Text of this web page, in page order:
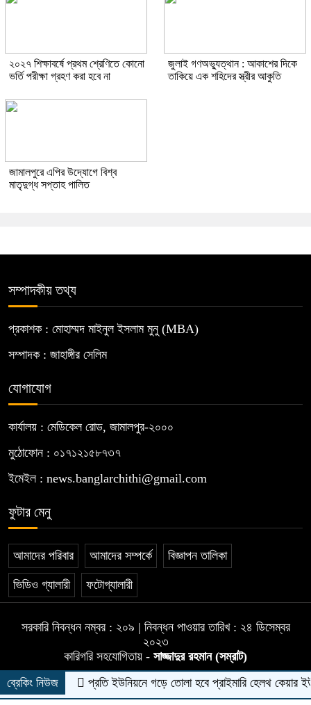
২০২৭ শিক্ষাবর্ষে প্রথম শ্রেণিতে কোনো
ভর্তি পরীক্ষা গ্রহণ করা হবে না
জুলাই গণঅভ্যুত্থান : আকাশের দিকে
তাকিয়ে এক শহিদের স্ত্রীর আকুতি
জামালপুরে এপির উদ্যোগে বিশ্ব
মাতৃদুগ্ধ সপ্তাহ পালিত
সম্পাদকীয় তথ্য
প্রকাশক : মোহাম্মদ মাইনুল ইসলাম মুনু (MBA)
সম্পাদক : জাহাঙ্গীর সেলিম
যোগাযোগ
কার্যালয় : মেডিকেল রোড, জামালপুর-২০০০
মুঠোফোন : ০১৭১২১৫৮৭৩৭
ইমেইল : news.banglarchithi@gmail.com
ফুটার মেনু
আমাদের পরিবার আমাদের সম্পর্কে বিজ্ঞাপন তালিকা
ভিডিও গ্যালারী ফটোগ্যালারী
সরকারি নিবন্ধন নম্বর : ২০৯ | নিবন্ধন পাওয়ার তারিখ : ২৪ ডিসেম্বর
২০২৩
কারিগরি সহযোগিতায় - সাজ্জাদুর রহমান (সম্রাট)
ব্রেকিং নিউজ
প্রতি ইউনিয়নে গড়ে তোলা হবে প্রাইমারি হেলথ কেয়ার